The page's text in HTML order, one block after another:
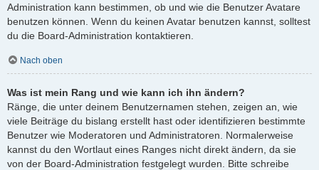
Administration kann bestimmen, ob und wie die Benutzer Avatare
benutzen können. Wenn du keinen Avatar benutzen kannst, solltest
du die Board-Administration kontaktieren.
Nach oben
Was ist mein Rang und wie kann ich ihn ändern?
Ränge, die unter deinem Benutzernamen stehen, zeigen an, wie
viele Beiträge du bislang erstellt hast oder identifizieren bestimmte
Benutzer wie Moderatoren und Administratoren. Normalerweise
kannst du den Wortlaut eines Ranges nicht direkt ändern, da sie
von der Board-Administration festgelegt wurden. Bitte schreibe